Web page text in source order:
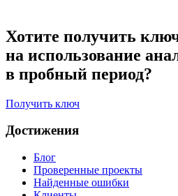
Хотите получить
на использование
в пробный период?
Получить ключ
Достижения
Блог
Проверенные проекты
Найденные ошибки